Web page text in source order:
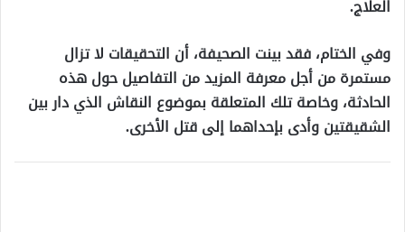
العلاج.
وفي الختام، فقد بينت الصحيفة، أن التحقيقات لا تزال
مستمرة من أجل معرفة المزيد من التفاصيل حول هذه
الحادثة، وخاصة تلك المتعلقة بموضوع النقاش الذي دار بين
الشقيقتين وأدى بإحداهما إلى قتل الأخرى.